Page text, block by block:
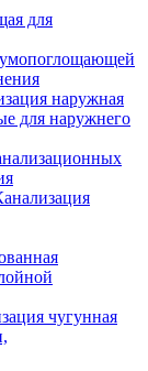
для
наружная
для наружнего
чугунная